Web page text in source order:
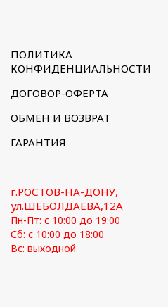
ПОЛИТИКА
КОНФИДЕНЦИАЛЬНОСТИ
ДОГОВОР-ОФЕРТА
ОБМЕН И ВОЗВРАТ
ГАРАНТИЯ
г.РОСТОВ-НА-ДОНУ,
ул.ШЕБОЛДАЕВА,12А
Пн-Пт: с 10:00 до 19:00
Сб: с 10:00 до 18:00
Вс: выходной